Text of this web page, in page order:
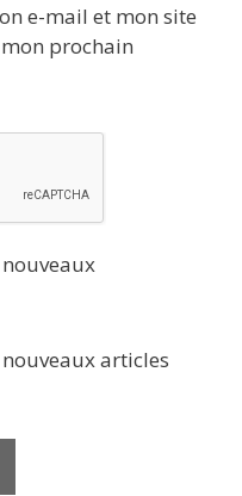
e-mail et mon site
prochain
articles